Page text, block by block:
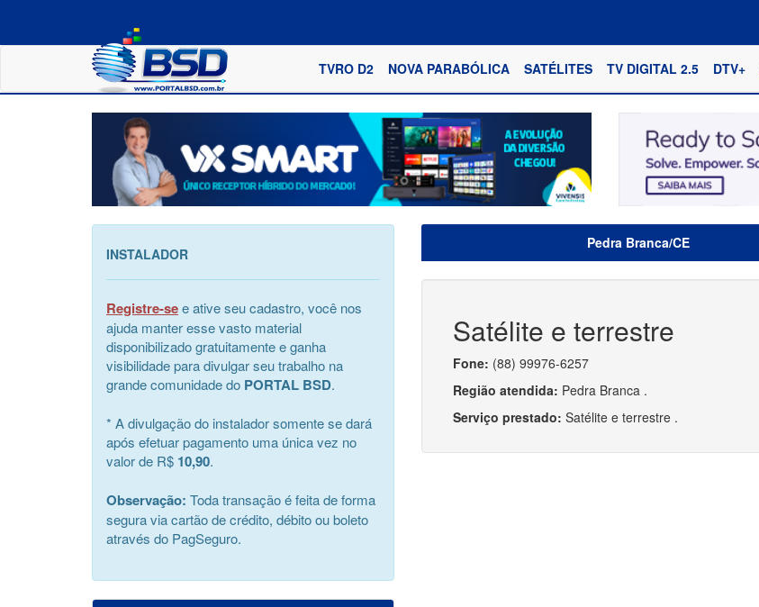
TVRO D2 NOVA PARABÓLICA SATÉLITES TV DIGITAL 2.5 DTV+
INSTALADOR
Registre-see ative seu cadastro, você nos
ajuda manter esse vasto material
disponibilizado gratuitamente e ganha
visibilidade para divulgar seu trabalho na
grande comunidade do PORTAL BSD.
* A divulgação do instalador somente se dará
após efetuar pagamento uma única vez no
valor de R$ 10,90.
Observação: Toda transação é feita de forma
segura via cartão de crédito, débito ou boleto
através do PagSeguro.
Pedra Branca/CE
Satélite e terrestre
Fone: (88) 99976-6257
Região atendida: Pedra Branca .
Serviço prestado: Satélite e terrestre .